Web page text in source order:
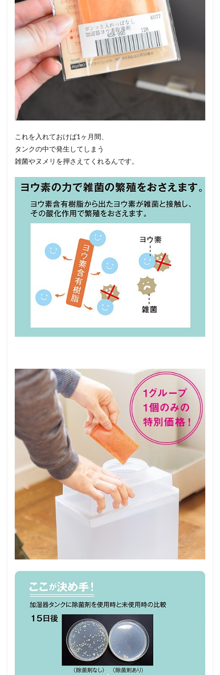
これを入れておけば1ヶ月間、
タンクの中で発生してしまう
雑菌やヌメリを押さえてくれるんです。